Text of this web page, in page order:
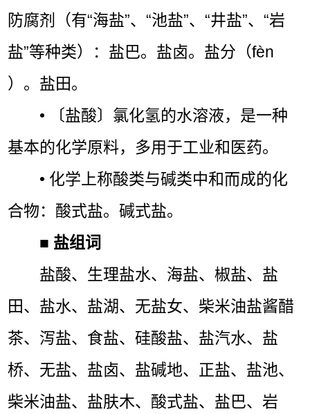
防腐剂（有“海盐”、“池盐”、“井盐”、“岩
盐”等种类）：盐巴。盐卤。盐分（fèn
）。盐田。
• 〔盐酸〕氯化氢的水溶液，是一种
基本的化学原料，多用于工业和医药。
• 化学上称酸类与碱类中和而成的化
合物：酸式盐。碱式盐。
■ 盐组词
盐酸、生理盐水、海盐、椒盐、盐
田、盐水、盐湖、无盐女、柴米油盐酱醋
茶、泻盐、食盐、硅酸盐、盐汽水、盐
桥、无盐、盐卤、盐碱地、正盐、盐池、
柴米油盐、盐肤木、酸式盐、盐巴、岩